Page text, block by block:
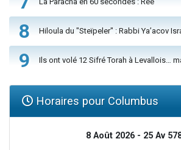
8 Hiloula du "Steïpeler" : Rabbi Ya’acov
9 Ils ont volé 12 Sifré Torah à Levallois…
Horaires pour Columbus
8 Août 2026 - 25 Av